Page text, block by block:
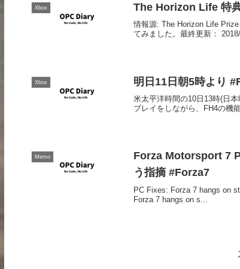
Xbox The Horizon Life 特
情報源: The Horizon Life
てみました。最終更新：
Xbox 明日11日朝5時より
米太平洋時間の10日13時(日
プレイをしながら、FH4の機
Memo
Forza Motorsport 7
う指摘 #Forza7
PC Fixes: Forza 7 hangs on
Forza 7 hangs on s...